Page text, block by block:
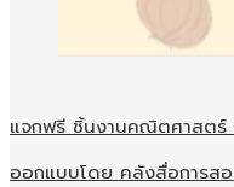
แจกฟรี ชิ้นงานคณิตศาสตร์
ออกแบบโดย คลังสื่อการส